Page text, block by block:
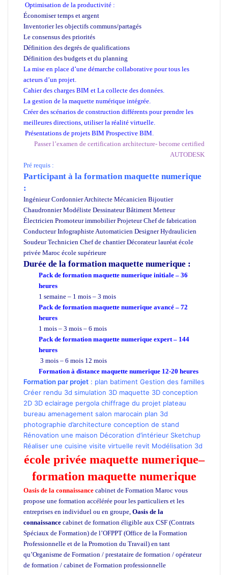
Optimisation de la productivité :
Économiser temps et argent
Inventorier les objectifs communs/partagés
Le consensus des priorités
Définition des degrés de qualifications
Définition des budgets et du planning
La mise en place d’une démarche collaborative pour tous les
acteurs d’un projet.
Cahier des charges BIM et La collecte des données.
La gestion de la maquette numérique intégrée.
Créer des scénarios de construction différents pour prendre les
meilleures directions, utiliser la réalité virtuelle.
Présentations de projets BIM Prospective BIM.
Passer l’examen de certification architecture- become certified
AUTODESK
Pré requis :
Participant à la formation maquette numerique
:
Ingénieur Cordonnier Architecte Mécanicien Bijoutier
Chaudronnier Modéliste Dessinateur Bâtiment Metteur
Électricien Promoteur immobilier Projeteur Chef de fabrication
Conducteur Infographiste Automaticien Designer Hydraulicien
Soudeur Technicien Chef de chantier Décorateur lauréat école
privée Maroc école supérieure
Durée de la formationmaquette numerique :
Pack de formation maquette numerique initiale – 36
heures
1 semaine – 1 mois – 3 mois
Pack de formation maquette numerique avancé – 72
heures
1 mois – 3 mois – 6 mois
Pack de formation maquette numerique expert – 144
heures
3 mois – 6 mois 12 mois
Formation à distance maquette numerique 12-20 heures
Formation par projet : plan batiment Gestion des familles
Créer rendu 3d simulation 3D maquette 3D conception
2D 3D eclairage pergola chiffrage du projet plateau
bureau amenagement salon marocain plan 3d
photographie d’architecture conception de stand
Rénovation une maison Décoration d’intérieur Sketchup
Réaliser une cuisine visite virtuelle revit Modélisation 3d
école privée maquette numerique–
formation maquette numerique
Oasis de la connaissance cabinet de Formation Maroc vous
propose une formation accélérée pour les particuliers et les
entreprises en individuel ou en groupe, Oasis de la
connaissance cabinet de formation éligible aux CSF (Contrats
Spéciaux de Formation) de l’OFPPT (Office de la Formation
Professionnelle et de la Promotion du Travail) en tant
qu’Organisme de Formation / prestataire de formation / opérateur
de formation / cabinet de Formation professionnelle